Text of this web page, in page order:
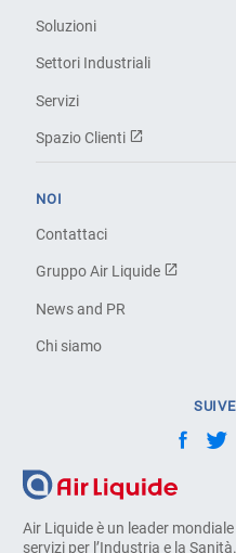
Air Liquide è un leader
servizi per l’Industria e la
Soluzioni
Settori Industriali
Servizi
Spazio Clienti
NOI
Contattaci
Gruppo Air Liquide
News and PR
Chi siamo